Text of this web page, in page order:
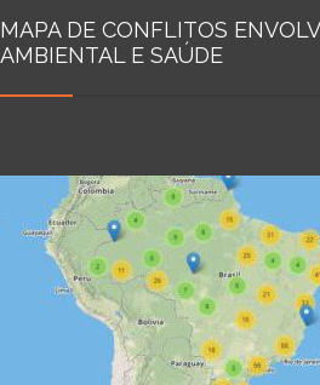
MAPA DE CONFLITOS
AMBIENTAL E SAÚDE